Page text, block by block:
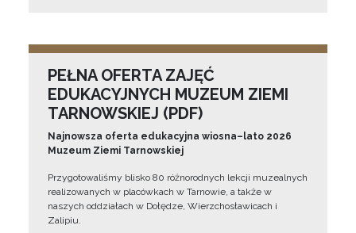
PEŁNA OFERTA ZAJĘĆ
EDUKACYJNYCH MUZEUM ZIEMI
TARNOWSKIEJ (PDF)
Najnowsza oferta edukacyjna wiosna–lato 2026
Muzeum Ziemi Tarnowskiej
Przygotowaliśmy blisko 80 różnorodnych lekcji muzealnych
realizowanych w placówkach w Tarnowie, a także w
naszych oddziałach w Dołędze, Wierzchosławicach i
Zalipiu.